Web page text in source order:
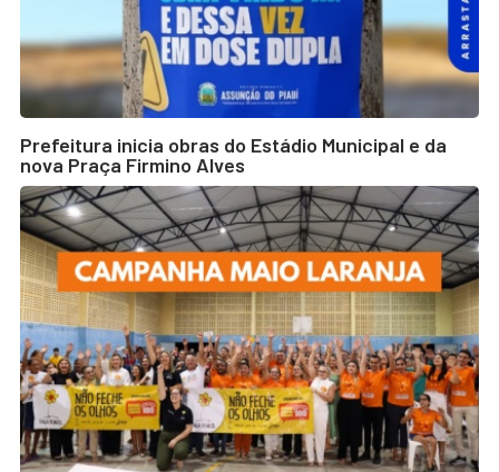
Prefeitura inicia obras do Estádio Municipal e da
nova Praça Firmino Alves